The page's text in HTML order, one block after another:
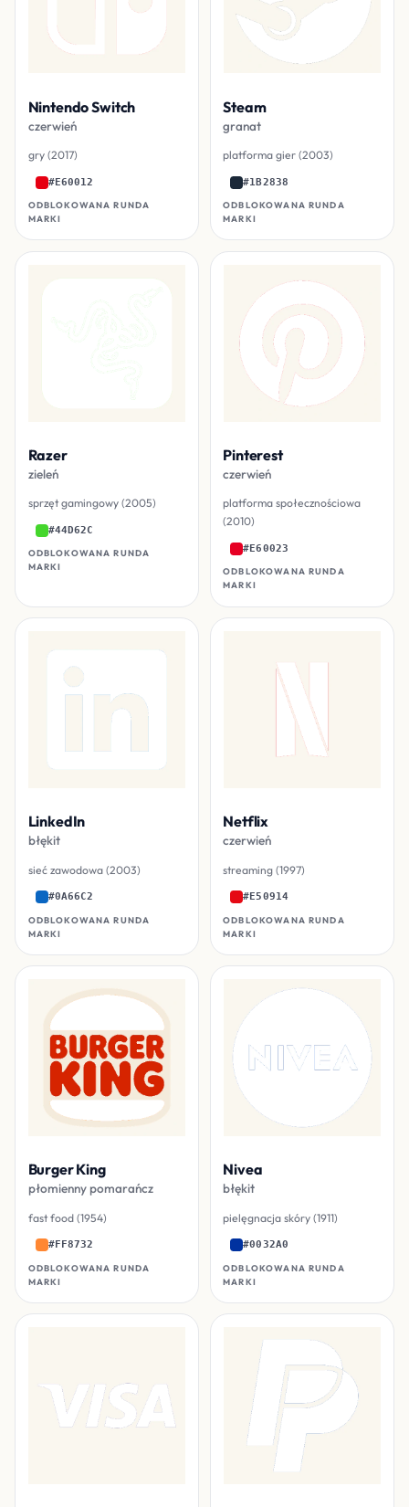
Nintendo Switch
czerwień
gry (2017)
#E60012
ODBLOKOWANA RUNDA
MARKI
Steam
granat
platforma gier (2003)
#1B2838
ODBLOKOWANA RUNDA
MARKI
Razer
zieleń
sprzęt gamingowy (2005)
#44D62C
ODBLOKOWANA RUNDA
MARKI
Pinterest
czerwień
platforma społecznościowa
(2010)
#E60023
ODBLOKOWANA RUNDA
MARKI
LinkedIn
błękit
sieć zawodowa (2003)
#0A66C2
ODBLOKOWANA RUNDA
MARKI
Netflix
czerwień
streaming (1997)
#E50914
ODBLOKOWANA RUNDA
MARKI
Burger King
płomienny pomarańcz
fast food (1954)
#FF8732
ODBLOKOWANA RUNDA
MARKI
Nivea
błękit
pielęgnacja skóry (1911)
#0032A0
ODBLOKOWANA RUNDA
MARKI